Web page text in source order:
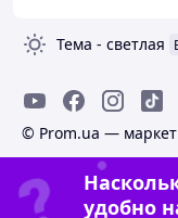
Тема - светлая
© Prom.ua —
удобно